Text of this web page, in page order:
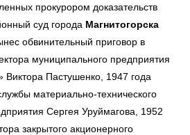
прокурором доказательств
суд города Магнитогорска
обвинительный приговор в
муниципального предприятия
Пастушенко, 1947 года
материально-технического
Сергея Уруймагова, 1952
закрытого акционерного